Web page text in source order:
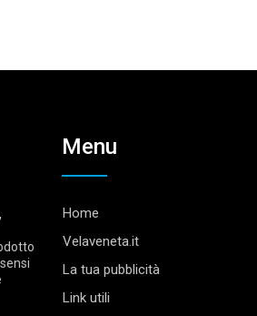
Menu
Home
Velaveneta.it
La tua pubblicità
Link utili